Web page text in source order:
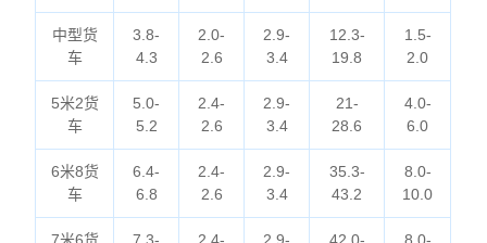
中型货
车
3.8-
4.3
2.0-
2.6
2.9-
3.4
12.3-
19.8
1.5-
2.0
5米2货
车
5.0-
5.2
2.4-
2.6
2.9-
3.4
21-
28.6
4.0-
6.0
6米8货
车
6.4-
6.8
2.4-
2.6
2.9-
3.4
35.3-
43.2
8.0-
10.0